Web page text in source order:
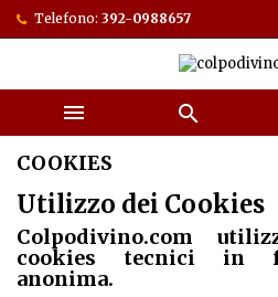
Telefono: 392-0988657
 
COOKIES
Utilizzo dei Cookies
Colpodivino.com
cookies tecnici in
anonima.